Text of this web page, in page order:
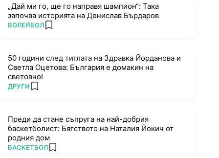
„Дай ми го, ще го направя шампион“: Така
започва историята на Денислав Бърдаров
ПОВЕЧЕ ОТ
ВОЛЕЙБОЛ add favorites
50 години след титлата на Здравка Йорданова и
Светла Оцетова: България е домакин на
световно!
ПОВЕЧЕ ОТ
ДРУГИ add favorites
Преди да стане съпруга на най-добрия
баскетболист: Бягството на Наталия Йокич от
родния дом
ПОВЕЧЕ ОТ
БАСКЕТБОЛ add favorites